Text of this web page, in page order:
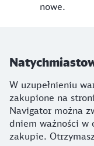
nowe.
W uzupełnieniu
zakupione na
Navigator można
dniem ważności
zakupie.